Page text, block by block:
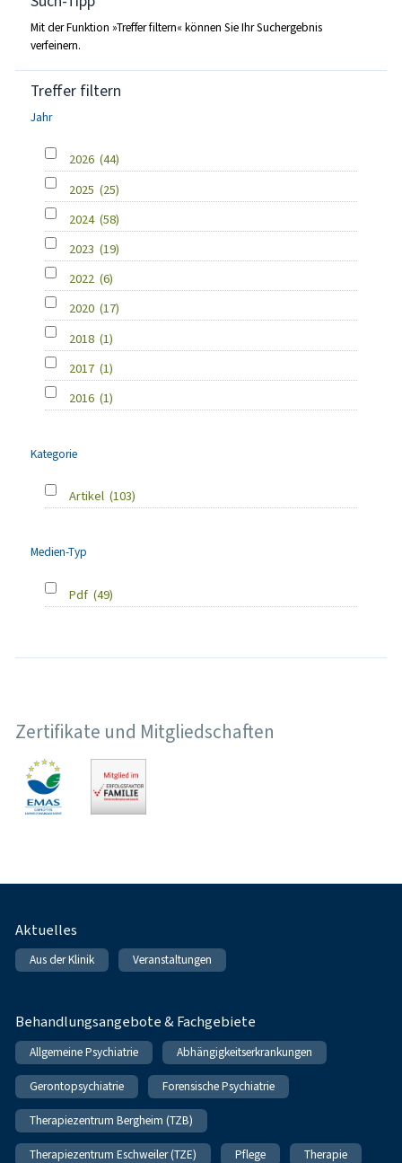
Mit der Funktion »Treffer filtern« können Sie Ihr Suchergebnis
verfeinern.
Treffer filtern
Jahr
2026 (44)
2025 (25)
2024 (58)
2023 (19)
2022 (6)
2020 (17)
2018 (1)
2017 (1)
2016 (1)
Kategorie
Artikel (103)
Medien-Typ
Pdf (49)
Zertifikate und Mitgliedschaften
Fußnavigation
Aktuelles
Aus der Klinik Veranstaltungen
Behandlungsangebote & Fachgebiete
Allgemeine Psychiatrie Abhängigkeitserkrankungen
Gerontopsychiatrie Forensische Psychiatrie
Therapiezentrum Bergheim (TZB)
Therapiezentrum Eschweiler (TZE) Pflege Therapie